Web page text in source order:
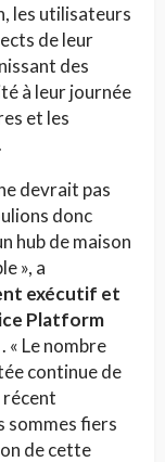
les utilisateurs
de leur
des
à leur journée
et les
devrait pas
donc
hub de maison
», a
exécutif et
Platform
. « Le nombre
continue de
récent
sommes fiers
de cette